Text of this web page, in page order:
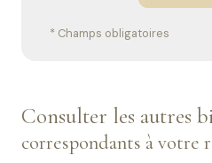
* Champs obligatoires
Consulter les autres
correspondants à votre